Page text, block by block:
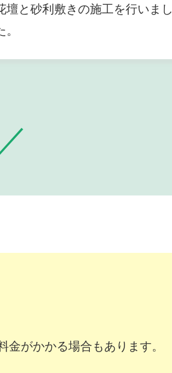
壇と砂利敷きの施工を行いまし
がかかる場合もあります。